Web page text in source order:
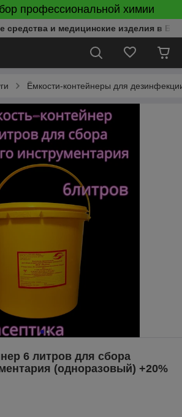
профессиональной химии
и медицинские изделия в
Ёмкости-контейнеры для
6 литров для сбора
(одноразовый) +20%